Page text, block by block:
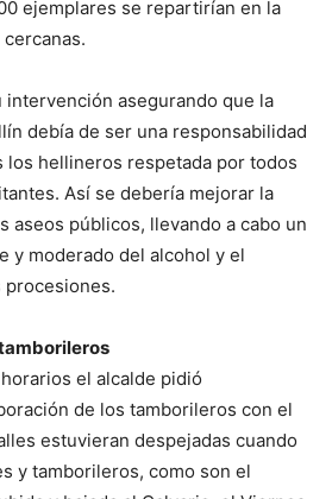
ejemplares se repartirían en la
intervención asegurando que la
debía de ser una responsabilidad
los hellineros respetada por todos
Así se debería mejorar la
aseos públicos, llevando a cabo un
y moderado del alcohol y el
procesiones.
el alcalde pidió
de los tamborileros con el
estuvieran despejadas cuando
y tamborileros, como son el